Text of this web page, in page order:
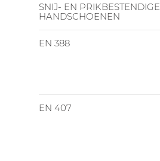
SNIJ- EN PRIKBESTENDIGE
HANDSCHOENEN
EN 388
EN 407